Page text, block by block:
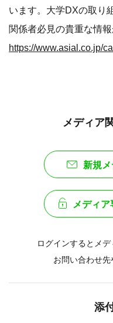
います。大学DXの取り
関係者必見の貴重な情
https://www.asial.co.jp/
メディア
新規
メディア
ログインするとメ
お問い合わせ
添